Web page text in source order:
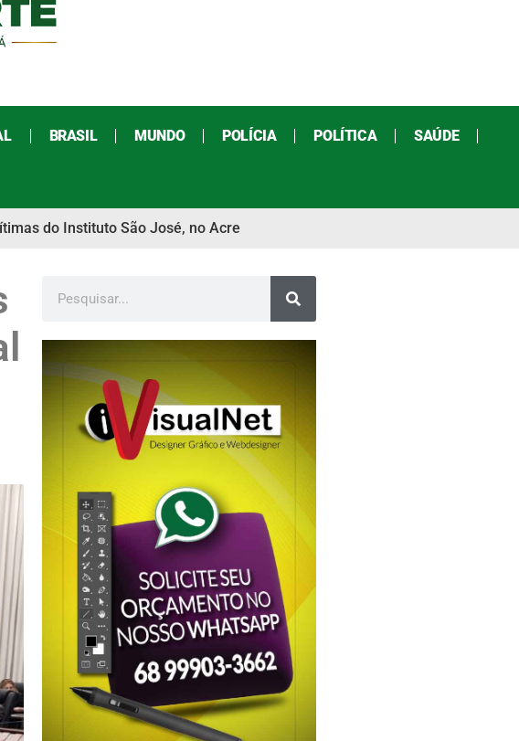
BRASIL MUNDO POLÍCIA POLÍTICA SAÚDE
do Instituto São José, no Acre